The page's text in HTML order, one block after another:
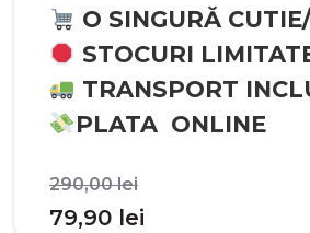
O SINGURĂ
STOCURI
TRANSPORT
PLATA ONLINE
290,00leiPrețul
inițial
79,90 lei